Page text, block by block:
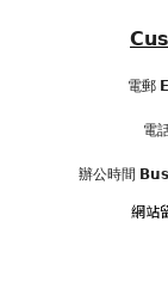
電郵
電
辦公時間
網站